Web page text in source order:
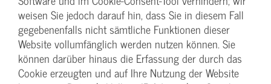
weisen Sie jedoch darauf hin, dass Sie in diesem Fall
gegebenenfalls nicht sämtliche Funktionen dieser
Website vollumfänglich werden nutzen können. Sie
können darüber hinaus die Erfassung der durch das
Cookie erzeugten und auf Ihre Nutzung der Website